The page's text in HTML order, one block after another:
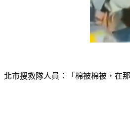
北市搜救隊人員：「棉被棉被，在